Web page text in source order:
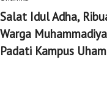
Salat Idul Adha,
Warga
Padati Kampus